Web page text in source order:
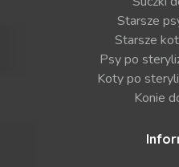
Starsze
Starsze
Psy po
Koty po
Konie